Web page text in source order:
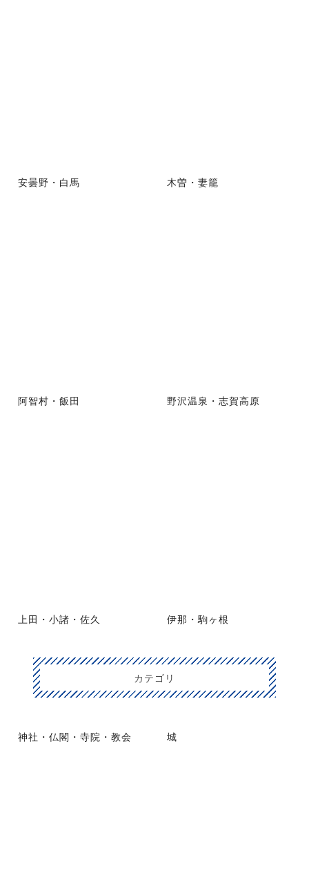
安曇野・白馬 木曽・妻籠
阿智村・飯田 野沢温泉・志賀高原
上田・小諸・佐久 伊那・駒ヶ根
カテゴリ
神社・仏閣・寺院・教会 城